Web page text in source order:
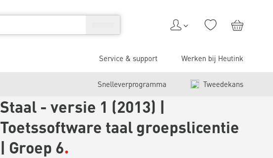
Service & support Werken bij Heutink
Snelleverprogramma Tweedekans
Staal - versie 1 (2013) |
Toetssoftware taal groepslicentie
| Groep 6